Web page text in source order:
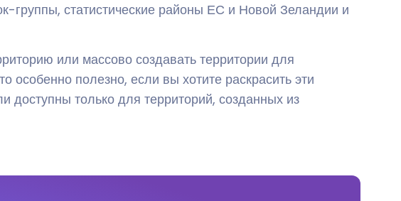
группы, статистические районы ЕС и Новой Зеландии и
или массово создавать территории для
полезно, если вы хотите раскрасить эти
доступны только для территорий, созданных из